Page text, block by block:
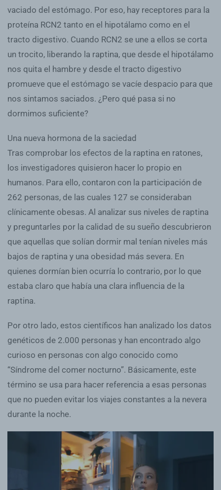
vaciado del estómago. Por eso, hay receptores para la
proteína RCN2 tanto en el hipotálamo como en el
tracto digestivo. Cuando RCN2 se une a ellos se corta
un trocito, liberando la raptina, que desde el hipotálamo
nos quita el hambre y desde el tracto digestivo
promueve que el estómago se vacíe despacio para que
nos sintamos saciados. ¿Pero qué pasa si no
dormimos suficiente?
Una nueva hormona de la saciedad
Tras comprobar los efectos de la raptina en ratones,
los investigadores quisieron hacer lo propio en
humanos. Para ello, contaron con la participación de
262 personas, de las cuales 127 se consideraban
clínicamente obesas. Al analizar sus niveles de raptina
y preguntarles por la calidad de su sueño descubrieron
que aquellas que solían dormir mal tenían niveles más
bajos de raptina y una obesidad más severa. En
quienes dormían bien ocurría lo contrario, por lo que
estaba claro que había una clara influencia de la
raptina.
Por otro lado, estos científicos han analizado los datos
genéticos de 2.000 personas y han encontrado algo
curioso en personas con algo conocido como
“Síndrome del comer nocturno”. Básicamente, este
término se usa para hacer referencia a esas personas
que no pueden evitar los viajes constantes a la nevera
durante la noche.